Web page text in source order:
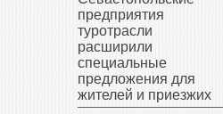
предприятия
туротрасли
расширили
специальные
предложения для
жителей и приезжих